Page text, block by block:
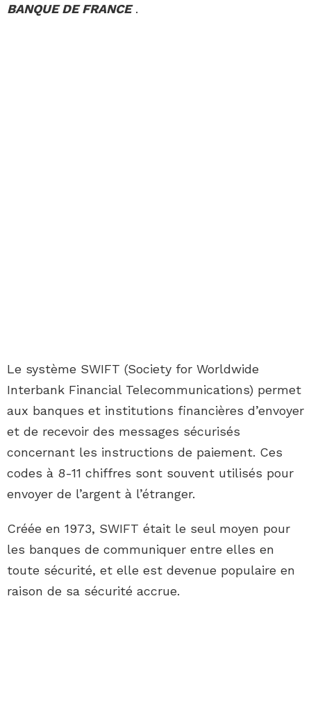
BANQUE DE FRANCE.
Le système SWIFT (Society for Worldwide
Interbank Financial Telecommunications) permet
aux banques et institutions financières d’envoyer
et de recevoir des messages sécurisés
concernant les instructions de paiement. Ces
codes à 8-11 chiffres sont souvent utilisés pour
envoyer de l’argent à l’étranger.
Créée en 1973, SWIFT était le seul moyen pour
les banques de communiquer entre elles en
toute sécurité, et elle est devenue populaire en
raison de sa sécurité accrue.